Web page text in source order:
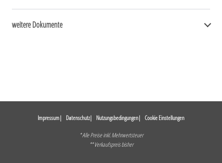
weitere Dokumente
Impressum Datenschutz Nutzungsbedingungen Cookie Einstellungen
* Alle Preise inkl. Mehrwertsteuer
** Verkaufspreis bisher